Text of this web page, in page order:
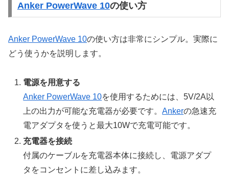
Anker PowerWave 10の使い方
Anker PowerWave 10の使い方は非常にシンプル。実際に
どう使うかを説明します。
電源を用意する
Anker PowerWave 10を使用するためには、5V/2A以
上の出力が可能な充電器が必要です。Ankerの急速充
電アダプタを使うと最大10Wで充電可能です。
充電器を接続
付属のケーブルを充電器本体に接続し、電源アダプ
タをコンセントに差し込みます。